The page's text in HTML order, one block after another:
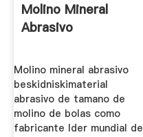
Molino Mineral
Abrasivo
Molino mineral abrasivo
beskidniskimaterial
abrasivo de tamano de
molino de bolas como
fabricante lder mundial de